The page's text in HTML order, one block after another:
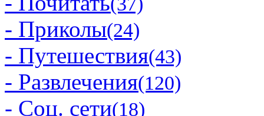
- Приколы(24)
- Путешествия(43)
- Развлечения(120)
- Соц. сети(18)